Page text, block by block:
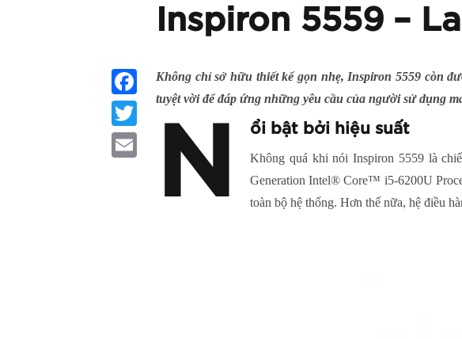
Inspiron 5559 –
Không chỉ sở hữu thiết kế gọn nhẹ, Inspiron 5559 còn
tuyệt vời để đáp ứng những yêu cầu của người sử dụng
N ổi bật bởi hiệu suất
Không quá khi nói Inspiron 5559 là
Generation Intel® Core™ i5-6200U
toàn bộ hệ thống. Hơn thế nữa, hệ điều
Facebook
Twitter